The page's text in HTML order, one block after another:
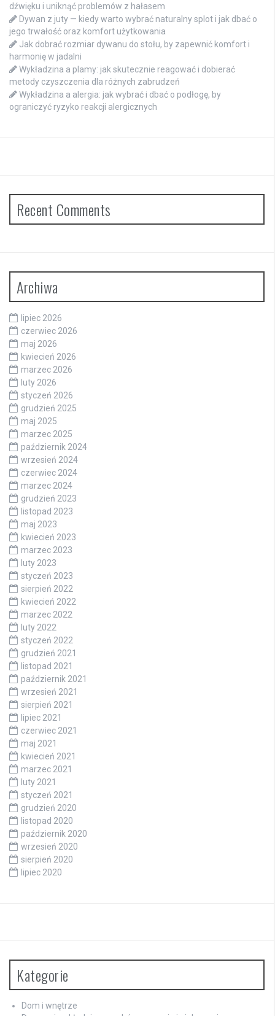
dźwięku i uniknąć problemów z hałasem
Dywan z juty — kiedy warto wybrać naturalny splot i jak dbać o
jego trwałość oraz komfort użytkowania
Jak dobrać rozmiar dywanu do stołu, by zapewnić komfort i
harmonię w jadalni
Wykładzina a plamy: jak skutecznie reagować i dobierać
metody czyszczenia dla różnych zabrudzeń
Wykładzina a alergia: jak wybrać i dbać o podłogę, by
ograniczyć ryzyko reakcji alergicznych
Recent Comments
Archiwa
lipiec 2026
czerwiec 2026
maj 2026
kwiecień 2026
marzec 2026
luty 2026
styczeń 2026
grudzień 2025
maj 2025
marzec 2025
październik 2024
wrzesień 2024
czerwiec 2024
marzec 2024
grudzień 2023
listopad 2023
maj 2023
kwiecień 2023
marzec 2023
luty 2023
styczeń 2023
sierpień 2022
kwiecień 2022
marzec 2022
luty 2022
styczeń 2022
grudzień 2021
listopad 2021
październik 2021
wrzesień 2021
sierpień 2021
lipiec 2021
czerwiec 2021
maj 2021
kwiecień 2021
marzec 2021
luty 2021
styczeń 2021
grudzień 2020
listopad 2020
październik 2020
wrzesień 2020
sierpień 2020
lipiec 2020
Kategorie
Dom i wnętrze